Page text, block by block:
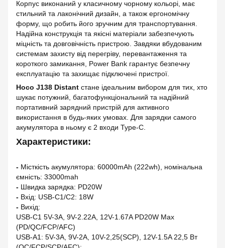
Корпус виконаний у класичному чорному кольорі, має
стильний та лаконічний дизайн, а також ергономічну
форму, що робить його зручним для транспортування.
Надійна конструкція та якісні матеріали забезпечують
міцність та довговічність пристрою. Завдяки вбудованим
системам захисту від перегріву, перевантаження та
короткого замикання, Power Bank гарантує безпечну
експлуатацію та захищає підключені пристрої.
Hoco J138 Distant стане ідеальним вибором для тих, хто
шукає потужний, багатофункціональний та надійний
портативний зарядний пристрій для активного
використання в будь-яких умовах. Для зарядки самого
акумулятора в ньому є 2 входи Type-C.
Характеристики:
- Місткість акумулятора: 60000mAh (222wh), номінальна
ємність: 33000mah
- Швидка зарядка: PD20W
- Вхід: USB-C1/C2: 18W
- Вихід:
USB-C1 5V-3A, 9V-2.22A, 12V-1.67A PD20W Max
(PD/QC/FCP/AFC)
USB-A1: 5V-3A, 9V-2A, 10V-2,25(SCP), 12V-1.5A 22,5 Вт